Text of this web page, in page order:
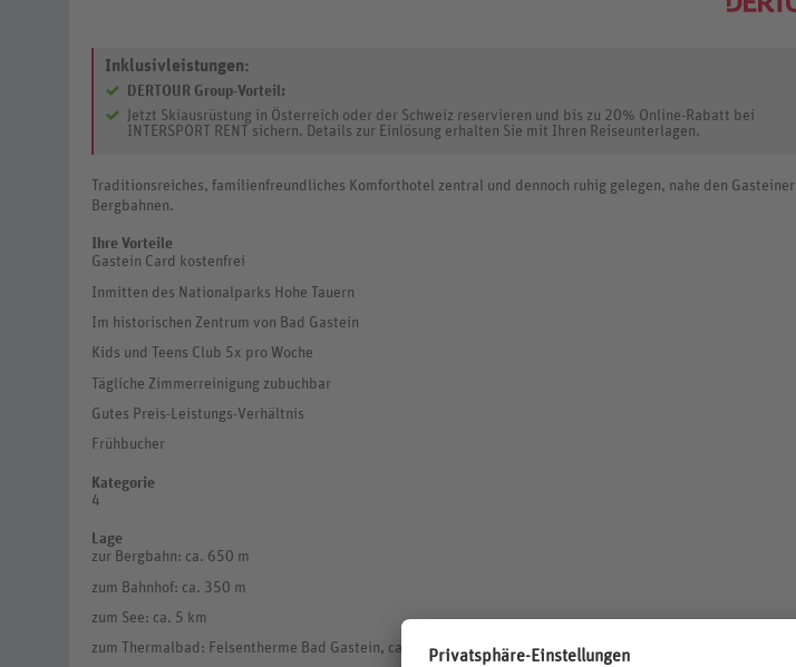
Inklusivleistungen:
DERTOUR Group-Vorteil:
Jetzt Skiausrüstung in Österreich oder der Schweiz reservieren und bis zu 20% Online-Rabatt bei
INTERSPORT RENT sichern. Details zur Einlösung erhalten Sie mit Ihren Reiseunterlagen.
Traditionsreiches, familienfreundliches Komforthotel zentral und dennoch ruhig gelegen, nahe den Gasteiner
Bergbahnen.
Ihre Vorteile
Gastein Card kostenfrei
Inmitten des Nationalparks Hohe Tauern
Im historischen Zentrum von Bad Gastein
Kids und Teens Club 5x pro Woche
Tägliche Zimmerreinigung zubuchbar
Gutes Preis-Leistungs-Verhältnis
Frühbucher
Kategorie
4
Lage
zur Bergbahn: ca. 650 m
zum Bahnhof: ca. 350 m
zum See: ca. 5 km
zum Thermalbad: Felsentherme Bad Gastein, ca. 650 m